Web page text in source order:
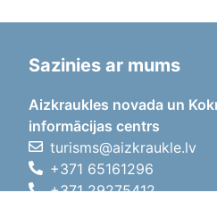
Sazinies ar mums
Aizkraukles novada un
informācijas centrs
turisms@aizkraukle.lv
+371 65161296
+371 29275412